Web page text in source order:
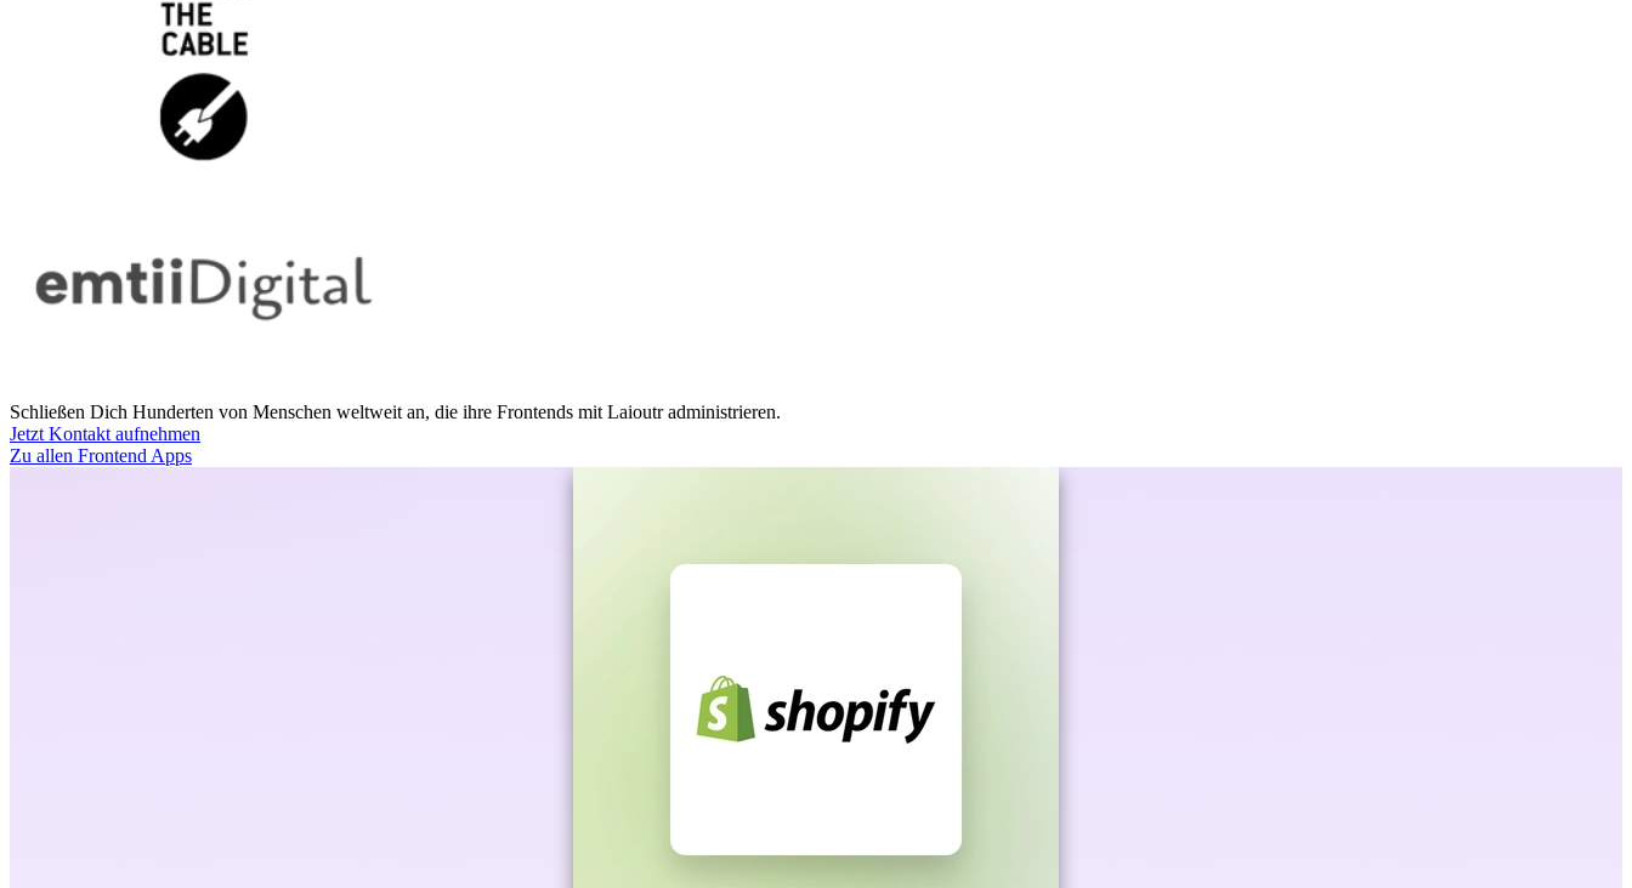
Schließen Dich Hunderten von Menschen weltweit an, die ihre Frontends mit Laioutr administrieren.
Jetzt Kontakt aufnehmen
Zu allen Frontend Apps